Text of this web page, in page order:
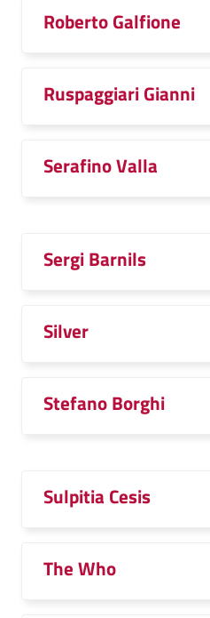
Roberto Galfione
Ruspaggiari Gianni
Serafino Valla
Sergi Barnils
Silver
Stefano Borghi
Sulpitia Cesis
The Who